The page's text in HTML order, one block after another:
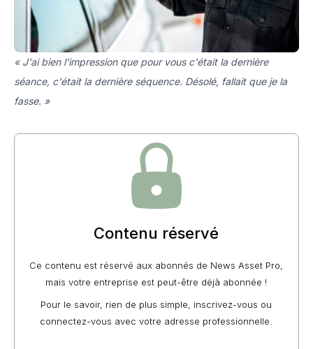
« J'ai bien l'impression que pour vous c'était la dernière
séance, c'était la dernière séquence. Désolé, fallait que je la
fasse. »
Contenu réservé
Ce contenu est réservé aux abonnés de News Asset Pro,
mais votre entreprise est peut-être déjà abonnée !
Pour le savoir, rien de plus simple, inscrivez-vous ou
connectez-vous avec votre adresse professionnelle.